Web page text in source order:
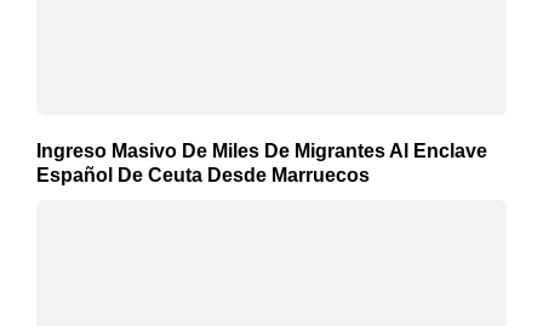
Ingreso Masivo De Miles De Migrantes Al Enclave
Español De Ceuta Desde Marruecos